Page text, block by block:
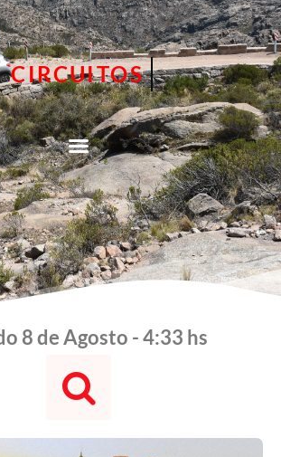
TURISMO
8 de Agosto - 4:33 hs